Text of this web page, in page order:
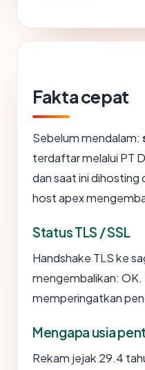
Fakta cepat
Sebelum mendalam:
terdaftar melalui PT
dan saat ini dihosting
host apex
Status TLS / SSL
Handshake TLS ke
mengembalikan:
memperingatkan
Mengapa usia
Rekam jejak 29.4